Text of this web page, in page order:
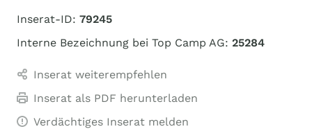
Inserat-ID: 79245
Interne Bezeichnung bei Top Camp AG: 25284
Inserat weiterempfehlen
Inserat als PDF herunterladen
Verdächtiges Inserat melden